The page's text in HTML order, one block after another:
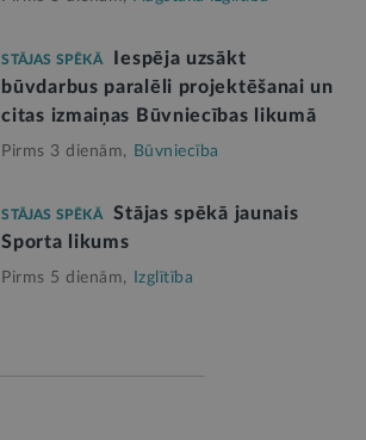
STĀJAS SPĒKĀ
Iespēja uzsākt
būvdarbus paralēli projektēšanai un
citas izmaiņas Būvniecības likumā
Pirms 3 dienām, Būvniecība
STĀJAS SPĒKĀ
Stājas spēkā jaunais
Sporta likums
Pirms 5 dienām, Izglītība